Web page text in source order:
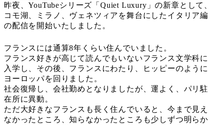
昨夜、YouTubeシリーズ「Quiet Luxury」の新章として、
コモ湖、ミラノ、ヴェネツィアを舞台にしたイタリア編
の配信を開始いたしました。
フランスには通算8年くらい住んでいました。
フランス好きが高じて読んでもいないフランス文学科に
入学し、その後、フランスにわたり、ヒッピーのように
ヨーロッパを回りました。
社会復帰し、会社勤めとなりましたが、運よく、パリ駐
在所に異動。
ただ大好きなフランスも長く住んでいると、今まで見え
なかったところ、知らなかったところも少しずつ明らか